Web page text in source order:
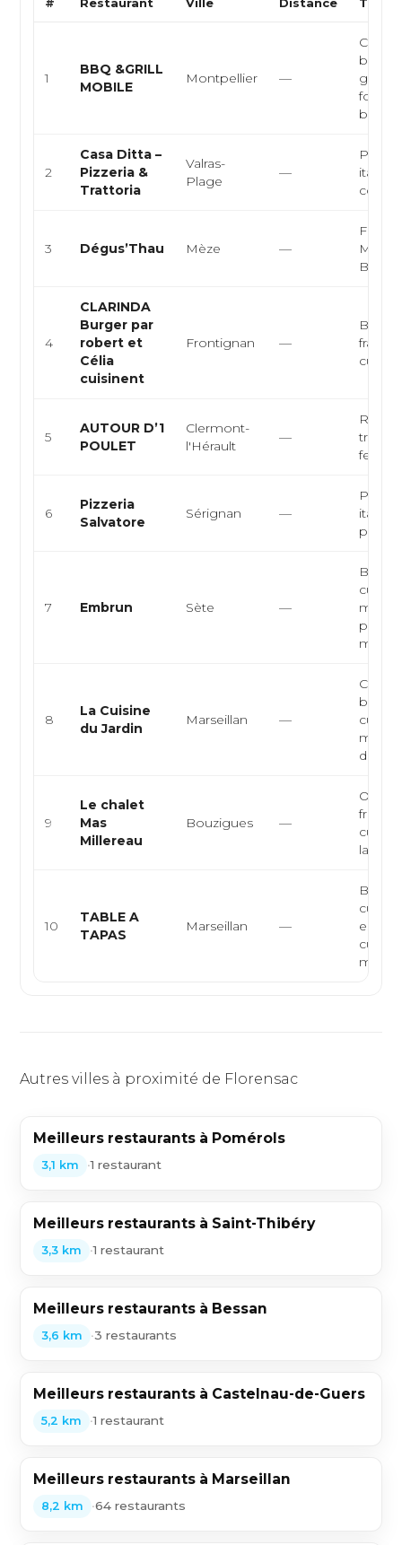
1
BBQ &GRILL
MOBILE
Montpellier —
food,
bœuf,
2
Casa Ditta –
Pizzeria &
Trattoria
Valras-
Plage
—
3 Dégus’Thau Mèze —
Fruits
Bar à
4
CLARINDA
Burger par
robert et
Célia
cuisinent
Frontignan —
5
AUTOUR D’1
POULET
Clermont-
l'Hérault
—
6
Pizzeria
Salvatore
Sérignan —
pizza
7 Embrun Sète —
cuisine
me...
8
La Cuisine
du Jardin
Marseillan —
du su...
9
Le chalet
Mas
Millereau
Bouzigues —
fruits
cuisine
10
TABLE A
TAPAS
Marseillan —
Bar à
cuisine
cuisine
Autres villes à proximité de Florensac
Meilleurs restaurants à Pomérols
3,1 km •1 restaurant
Meilleurs restaurants à Saint-Thibéry
3,3 km •1 restaurant
Meilleurs restaurants à Bessan
3,6 km •3 restaurants
Meilleurs restaurants à Castelnau-de-Guers
5,2 km •1 restaurant
Meilleurs restaurants à Marseillan
8,2 km •64 restaurants